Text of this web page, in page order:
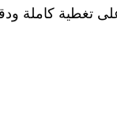
كاملة